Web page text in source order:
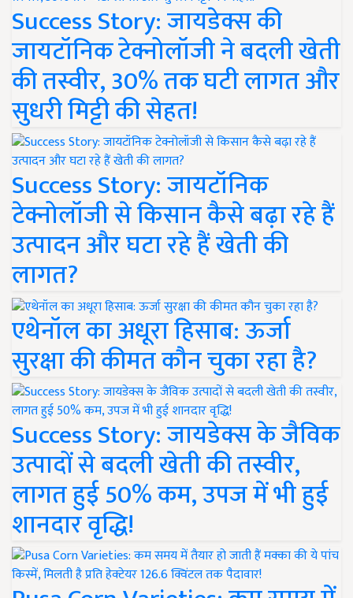
Success Story: जायडेक्स की
जायटॉनिक टेक्नोलॉजी ने बदली खेती
की तस्वीर, 30% तक घटी लागत और
सुधरी मिट्टी की सेहत!
Success Story: जायटॉनिक
टेक्नोलॉजी से किसान कैसे बढ़ा रहे हैं
उत्पादन और घटा रहे हैं खेती की
लागत?
एथेनॉल का अधूरा हिसाब: ऊर्जा
सुरक्षा की कीमत कौन चुका रहा है?
Success Story: जायडेक्स के जैविक
उत्पादों से बदली खेती की तस्वीर,
लागत हुई 50% कम, उपज में भी हुई
शानदार वृद्धि!